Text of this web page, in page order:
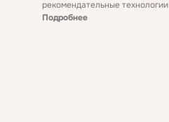
рекомендательные технологии
Подробнее